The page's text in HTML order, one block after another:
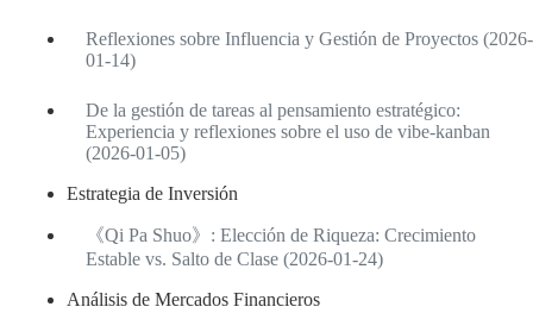
Reflexiones sobre Influencia y Gestión de Proyectos (2026-
01-14)
De la gestión de tareas al pensamiento estratégico:
Experiencia y reflexiones sobre el uso de vibe-kanban
(2026-01-05)
Estrategia de Inversión
《Qi Pa Shuo》: Elección de Riqueza: Crecimiento
Estable vs. Salto de Clase (2026-01-24)
Análisis de Mercados Financieros